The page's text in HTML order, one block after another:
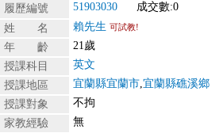
履歷編號 51903030
成交數:0
姓 名
賴先生 可試教!
年 齡
21歲
授課科目
英文
授課地區
宜蘭縣宜蘭市,宜蘭縣礁溪鄉
授課對象
不拘
家教經驗
無